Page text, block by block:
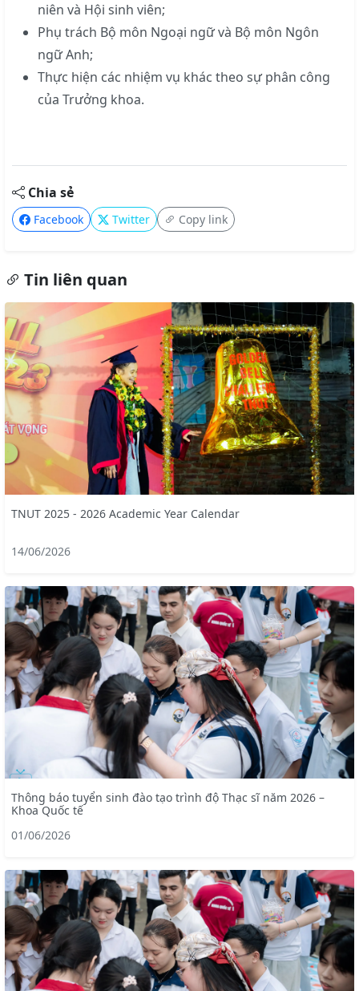
niên và Hội sinh viên;
Phụ trách Bộ môn Ngoại ngữ và Bộ môn Ngôn
ngữ Anh;
Thực hiện các nhiệm vụ khác theo sự phân công
của Trưởng khoa.
Chia sẻ
Facebook Twitter Copy link
Tin liên quan
TNUT 2025 - 2026 Academic Year Calendar
14/06/2026
Thông báo tuyển sinh đào tạo trình độ Thạc sĩ năm 2026 –
Khoa Quốc tế
01/06/2026